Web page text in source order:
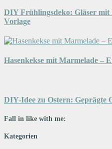
DIY Frühlingsdeko: Gläser
Vorlage
Hasenkekse mit Marmelade –
DIY-Idee zu Ostern: Geprägte
Fall in like with me:
Kategorien